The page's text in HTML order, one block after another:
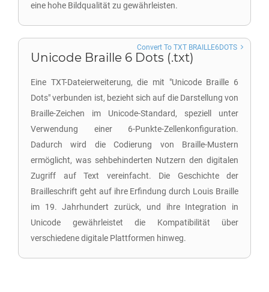
eine hohe Bildqualität zu gewährleisten.
Unicode Braille 6 Dots (.txt)
Eine TXT-Dateierweiterung, die mit "Unicode Braille 6
Dots" verbunden ist, bezieht sich auf die Darstellung von
Braille-Zeichen im Unicode-Standard, speziell unter
Verwendung einer 6-Punkte-Zellenkonfiguration.
Dadurch wird die Codierung von Braille-Mustern
ermöglicht, was sehbehinderten Nutzern den digitalen
Zugriff auf Text vereinfacht. Die Geschichte der
Brailleschrift geht auf ihre Erfindung durch Louis Braille
im 19. Jahrhundert zurück, und ihre Integration in
Unicode gewährleistet die Kompatibilität über
verschiedene digitale Plattformen hinweg.
Convert To TXT BRAILLE6DOTS